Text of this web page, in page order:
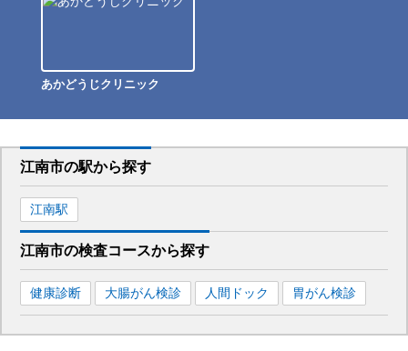
あかどうじクリニック
江南市の駅から探す
江南駅
江南市の検査コースから探す
健康診断 大腸がん検診 人間ドック 胃がん検診